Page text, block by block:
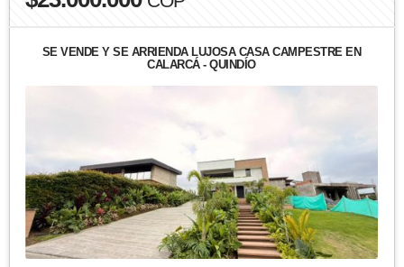
SE VENDE Y SE ARRIENDA LUJOSA CASA CAMPESTRE EN
CALARCÁ - QUINDÍO